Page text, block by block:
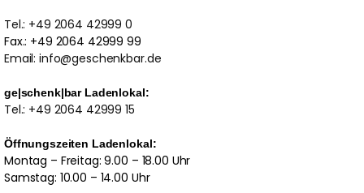
Tel.: +49 2064 42999 0
Fax.: +49 2064 42999 99
Email: info@geschenkbar.de
ge|schenk|bar Ladenlokal:
Tel.: +49 2064 42999 15
Öffnungszeiten Ladenlokal:
Montag – Freitag: 9.00 – 18.00 Uhr
Samstag: 10.00 – 14.00 Uhr